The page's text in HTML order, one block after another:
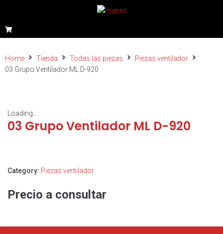
Home Tienda Todas las piezas
Piezas ventilador
03 Grupo Ventilador ML D-920
Loading...
03 Grupo Ventilador ML D-920
Category: Piezas ventilador
Precio a consultar